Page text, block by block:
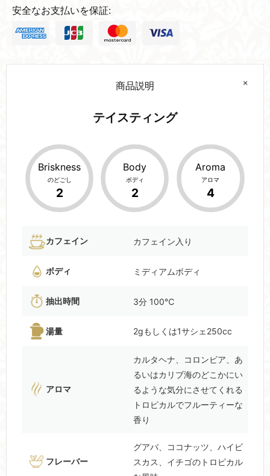
安全なお支払いを保証:
商品説明
テイスティング
Briskness
のどごし
2
Body
ボディ
2
Aroma
アロマ
4
カフェイン カフェイン入り
ボディ ミディアムボディ
抽出時間 3分 100℃
湯量 2gもしくは1サシェ250cc
アロマ
カルタヘナ、コロンビア、あ
るいはカリブ海のどこかにい
るような気分にさせてくれる
トロピカルでフルーティーな
香り
フレーバー
グアバ、ココナッツ、ハイビ
スカス、イチゴのトロピカル